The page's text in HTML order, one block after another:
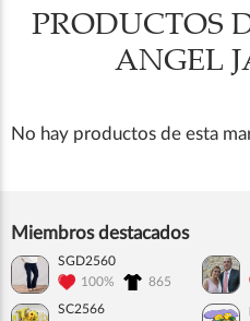
PRODUCTOS
ANGEL
No hay productos de esta
Miembros destacados
SGD2560
100%
865
SC2566